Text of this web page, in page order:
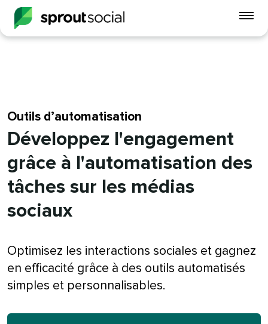
Outils d’automatisation​​
Développez l'engagement
grâce à l'automatisation des
tâches sur les médias
sociaux​​
Optimisez les interactions sociales et gagnez
en efficacité grâce à des outils automatisés
simples et personnalisables.​​